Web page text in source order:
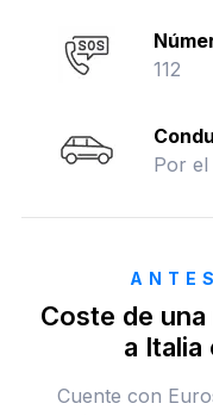
112
Por
Coste de
a
Cuente con